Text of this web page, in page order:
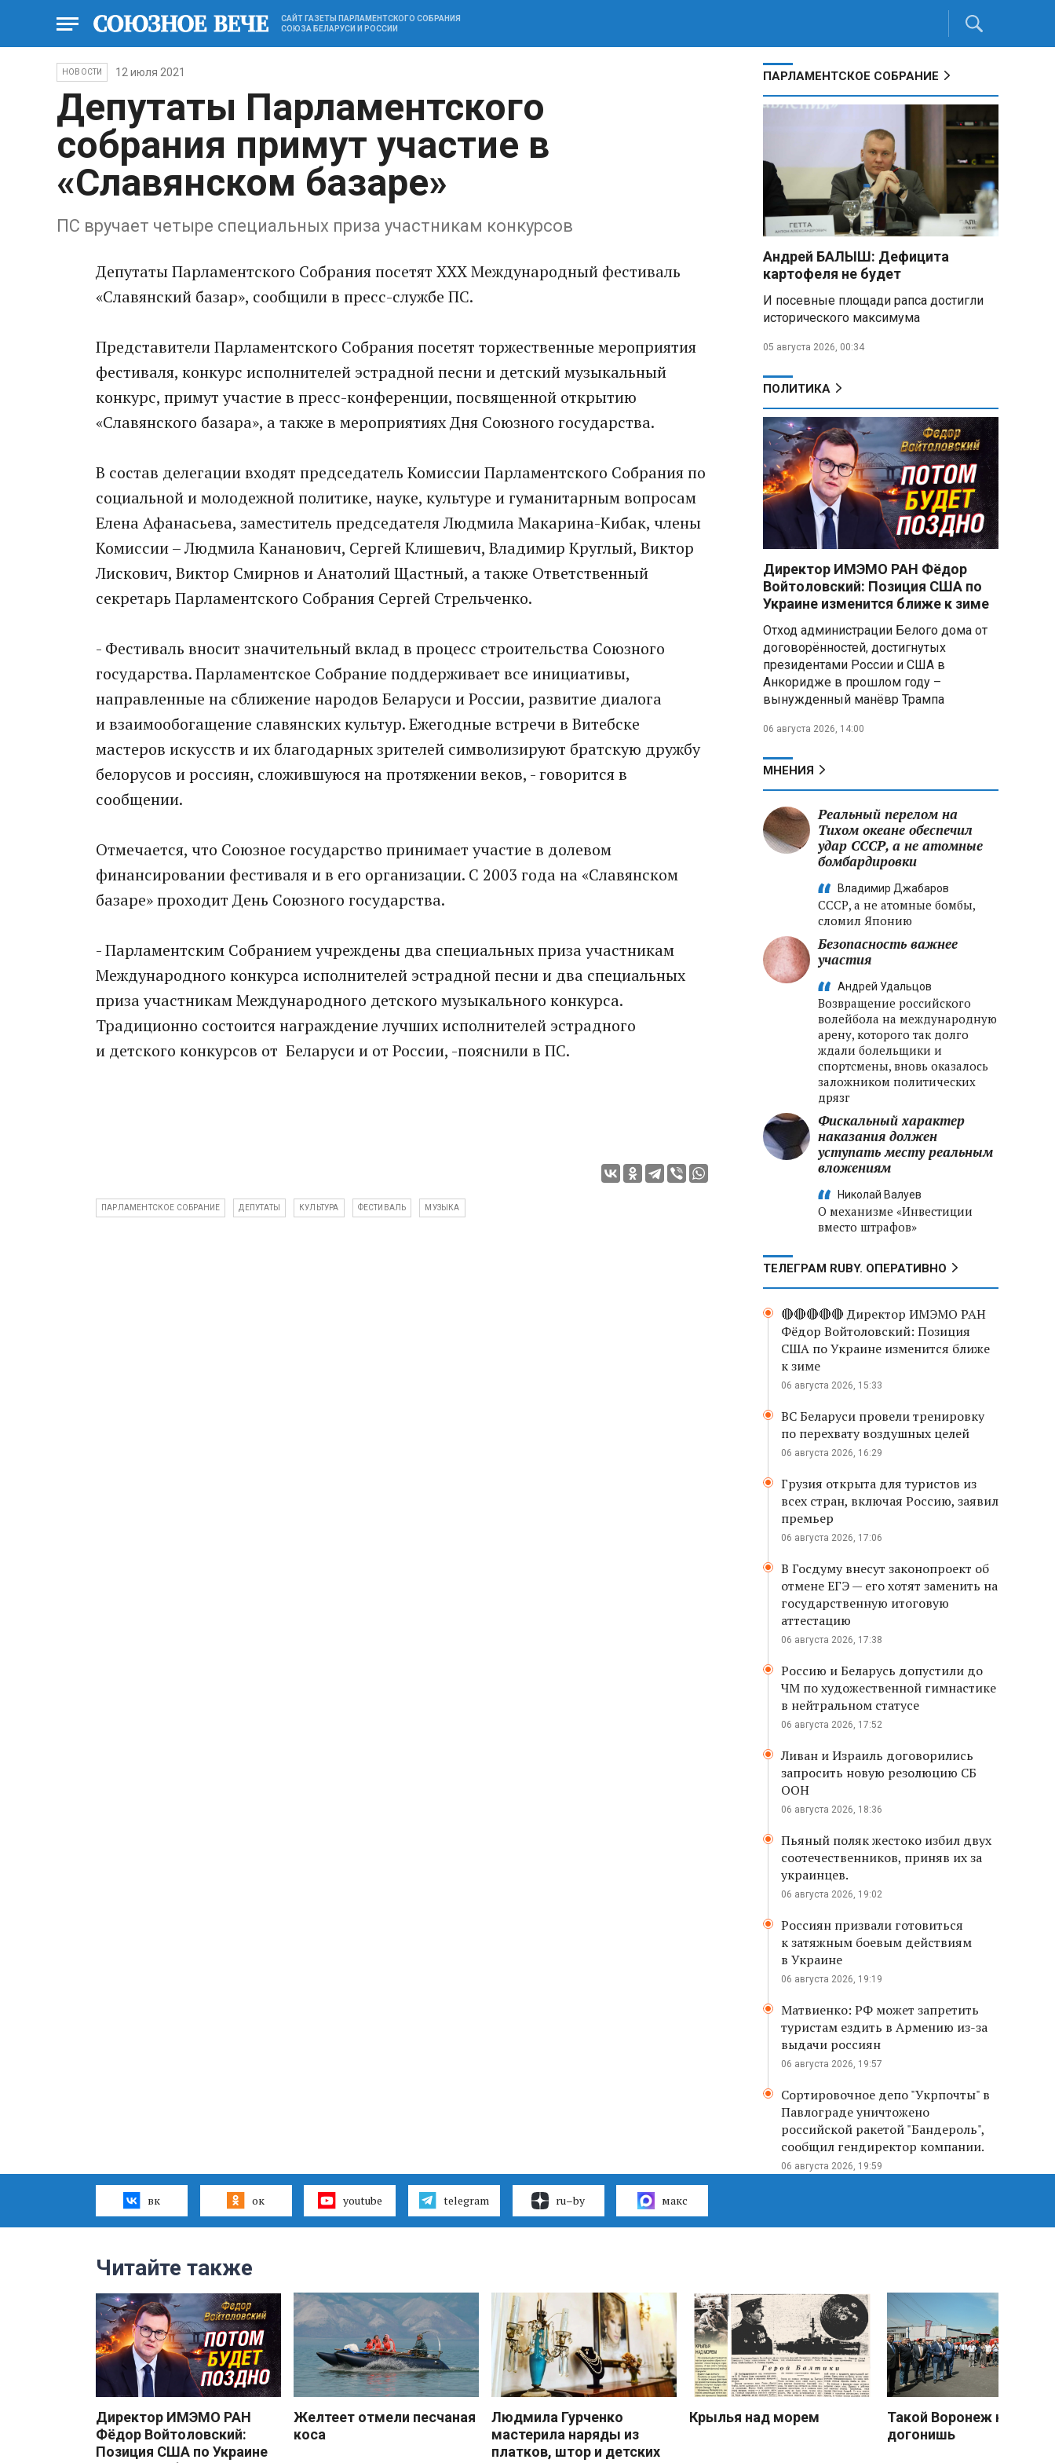
САЙТ ГАЗЕТЫ ПАРЛАМЕНТСКОГО СОБРАНИЯ
СОЮЗА БЕЛАРУСИ И РОССИИ
НОВОСТИ 12 июля 2021
Депутаты Парламентского
собрания примут участие в
«Славянском базаре»
ПС вручает четыре специальных приза участникам конкурсов
Депутаты Парламентского Собрания посетят XXX Международный фестиваль
«Славянский базар», сообщили в пресс-службе ПС.
Представители Парламентского Собрания посетят торжественные мероприятия
фестиваля, конкурс исполнителей эстрадной песни и детский музыкальный
конкурс, примут участие в пресс-конференции, посвященной открытию
«Славянского базара», а также в мероприятиях Дня Союзного государства.
В состав делегации входят председатель Комиссии Парламентского Собрания по
социальной и молодежной политике, науке, культуре и гуманитарным вопросам
Елена Афанасьева, заместитель председателя Людмила Макарина-Кибак, члены
Комиссии – Людмила Кананович, Сергей Клишевич, Владимир Круглый, Виктор
Лискович, Виктор Смирнов и Анатолий Щастный, а также Ответственный
секретарь Парламентского Собрания Сергей Стрельченко.
- Фестиваль вносит значительный вклад в процесс строительства Союзного
государства. Парламентское Собрание поддерживает все инициативы,
направленные на сближение народов Беларуси и России, развитие диалога
и взаимообогащение славянских культур. Ежегодные встречи в Витебске
мастеров искусств и их благодарных зрителей символизируют братскую дружбу
белорусов и россиян, сложившуюся на протяжении веков, - говорится в
сообщении.
Отмечается, что Союзное государство принимает участие в долевом
финансировании фестиваля и в его организации. С 2003 года на «Славянском
базаре» проходит День Союзного государства.
- Парламентским Собранием учреждены два специальных приза участникам
Международного конкурса исполнителей эстрадной песни и два специальных
приза участникам Международного детского музыкального конкурса.
Традиционно состоится награждение лучших исполнителей эстрадного
и детского конкурсов от Беларуси и от России, -пояснили в ПС.
ПАРЛАМЕНТСКОЕ СОБРАНИЕ ДЕПУТАТЫ КУЛЬТУРА ФЕСТИВАЛЬ МУЗЫКА
ПАРЛАМЕНТСКОЕ СОБРАНИЕ
Андрей БАЛЫШ: Дефицита
картофеля не будет
И посевные площади рапса достигли
исторического максимума
05 августа 2026, 00:34
ПОЛИТИКА
Директор ИМЭМО РАН Фёдор
Войтоловский: Позиция США по
Украине изменится ближе к зиме
Отход администрации Белого дома от
договорённостей, достигнутых
президентами России и США в
Анкоридже в прошлом году –
вынужденный манёвр Трампа
06 августа 2026, 14:00
МНЕНИЯ
Реальный перелом на
Тихом океане обеспечил
удар СССР, а не атомные
бомбардировки
Владимир Джабаров
СССР, а не атомные бомбы,
сломил Японию
Безопасность важнее
участия
Андрей Удальцов
Возвращение российского
волейбола на международную
арену, которого так долго
ждали болельщики и
спортсмены, вновь оказалось
заложником политических
дрязг
Фискальный характер
наказания должен
уступать месту реальным
вложениям
Николай Валуев
О механизме «Инвестиции
вместо штрафов»
ТЕЛЕГРАМ RUBY. ОПЕРАТИВНО
🔴🔴🔴🔴🔴 Директор ИМЭМО РАН
Фёдор Войтоловский: Позиция
США по Украине изменится ближе
к зиме
06 августа 2026, 15:33
ВС Беларуси провели тренировку
по перехвату воздушных целей
06 августа 2026, 16:29
Грузия открыта для туристов из
всех стран, включая Россию, заявил
премьер
06 августа 2026, 17:06
В Госдуму внесут законопроект об
отмене ЕГЭ — его хотят заменить на
государственную итоговую
аттестацию
06 августа 2026, 17:38
Россию и Беларусь допустили до
ЧМ по художественной гимнастике
в нейтральном статусе
06 августа 2026, 17:52
Ливан и Израиль договорились
запросить новую резолюцию СБ
ООН
06 августа 2026, 18:36
Пьяный поляк жестоко избил двух
соотечественников, приняв их за
украинцев.
06 августа 2026, 19:02
Россиян призвали готовиться
к затяжным боевым действиям
в Украине
06 августа 2026, 19:19
Матвиенко: РФ может запретить
туристам ездить в Армению из-за
выдачи россиян
06 августа 2026, 19:57
Сортировочное депо "Укрпочты" в
Павлограде уничтожено
российской ракетой "Бандероль",
сообщил гендиректор компании.
06 августа 2026, 19:59
вк ок youtube telegram ru–by макс
Читайте также
Директор ИМЭМО РАН
Фёдор Войтоловский:
Позиция США по Украине
Желтеет отмели песчаная
коса
Людмила Гурченко
мастерила наряды из
платков, штор и детских
Крылья над морем
Такой Воронеж не
догонишь